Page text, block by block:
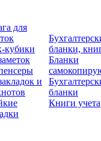
для
кубики
и
бланки,
Бланки
бланки
Книги учета